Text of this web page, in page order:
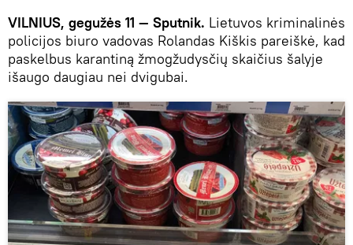
VILNIUS, gegužės 11 — Sputnik. Lietuvos kriminalinės
policijos biuro vadovas Rolandas Kiškis pareiškė, kad
paskelbus karantiną žmogžudysčių skaičius šalyje
išaugo daugiau nei dvigubai.